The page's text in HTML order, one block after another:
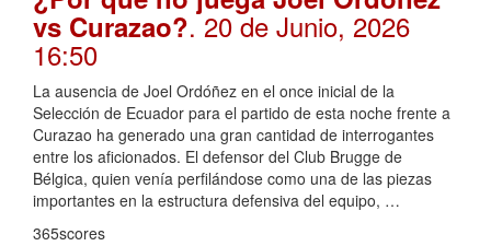
vs Curazao?. 20 de Junio, 2026
16:50
La ausencia de Joel Ordóñez en el once inicial de la
Selección de Ecuador para el partido de esta noche frente a
Curazao ha generado una gran cantidad de interrogantes
entre los aficionados. El defensor del Club Brugge de
Bélgica, quien venía perfilándose como una de las piezas
importantes en la estructura defensiva del equipo, …
365scores